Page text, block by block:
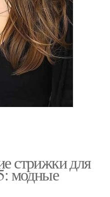
стрижки для
модные